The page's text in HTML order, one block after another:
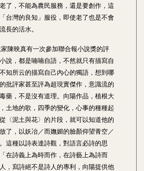
了，不能為農民服務，還是要創作，這
台灣的良知」服役，即使老了也是不會
長的活水。
陳映真有一次參加聯合報小說獎的評
說，都是喃喃自語，不然就只有描寫自
知所云的描寫自己內心的獨語，想到哪
批評家甚至評為超現實傑作，意識流的
藥，不是沒有道理。向陽作品，植根大
土地的歌，四季的變化，心事的種種起
〈泥土與花〉的片段，就可以知道他的
了，以妖冶／而嫵媚的臉顏仰望青空／
這種以詩表達詩觀，對語言必詩的思
在詩義上為時而作，在詩藝上為詩而
，寫詩絕不是詩人的專利，向陽提供他